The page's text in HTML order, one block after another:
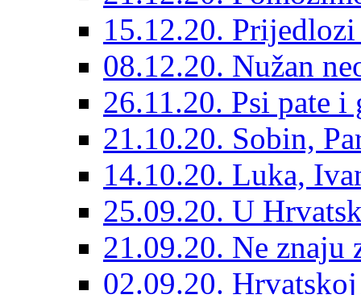
15.12.20.
08.12.20. Nužan
26.11.20. Psi pate
21.10.20. Sobin,
14.10.20. Luka,
25.09.20. U
21.09.20. Ne znaju
02.09.20.